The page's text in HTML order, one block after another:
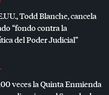
Todd Blanche, cancela
“fondo contra la
del Poder Judicial”
veces la Quinta Enmienda